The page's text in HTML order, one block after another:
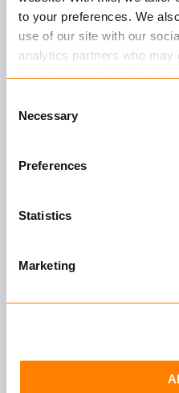
to your preferences. We
use of our site with our
analytics partners who may
about this in
cookie settings under
cookies we place. You can
Selection
Necessary
Preferences
Statistics
Marketing
Schneller,
auf
Compliance